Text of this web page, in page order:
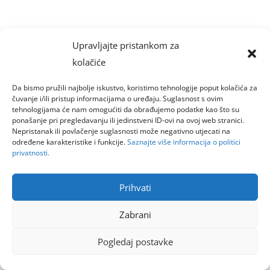
Upravljajte pristankom za
kolačiće
Da bismo pružili najbolje iskustvo, koristimo tehnologije poput kolačića za
čuvanje i/ili pristup informacijama o uređaju. Suglasnost s ovim
tehnologijama će nam omogućiti da obrađujemo podatke kao što su
ponašanje pri pregledavanju ili jedinstveni ID-ovi na ovoj web stranici.
Nepristanak ili povlačenje suglasnosti može negativno utjecati na
određene karakteristike i funkcije.Saznajte više informacija o politici
privatnosti.
Prihvati
Zabrani
Pogledaj postavke